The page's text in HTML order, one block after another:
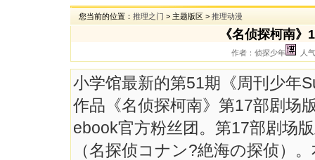
您当前的位置： 推理之门 > 主题版区 > 推理动漫
《名侦探柯南
作者：侦探少年 人
小学馆最新的第51期《周刊少年
作品《名侦探柯南》第17部剧场
ebook官方粉丝团。第17部剧场
（名探侦コナン?絶海の探侦）